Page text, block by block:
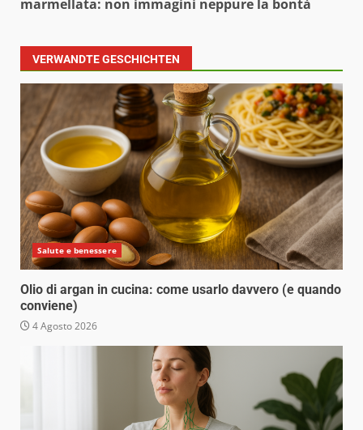
marmellata: non immagini neppure la bontà
VERWANDTE GESCHICHTEN
Salute e benessere
Olio di argan in cucina: come usarlo davvero (e quando
conviene)
4 Agosto 2026